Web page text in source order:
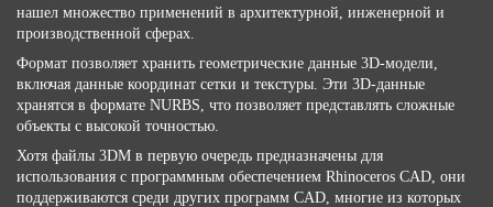
нашел множество применений в архитектурной, инженерной и
производственной сферах.
Формат позволяет хранить геометрические данные 3D-модели,
включая данные координат сетки и текстуры. Эти 3D-данные
хранятся в формате NURBS, что позволяет представлять сложные
объекты с высокой точностью.
Хотя файлы 3DM в первую очередь предназначены для
использования с программным обеспечением Rhinoceros CAD, они
поддерживаются среди других программ CAD, многие из которых